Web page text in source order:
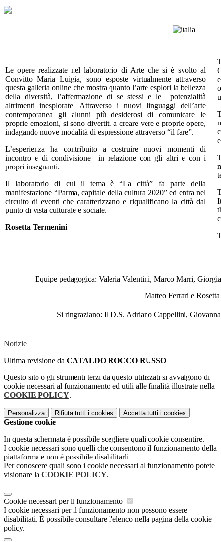
Le opere realizzate nel laboratorio di Arte che si è svolto al
Convitto Maria Luigia, sono esposte virtualmente attraverso
questa galleria online che mostra quanto l’arte esplori la bellezza
della diversità, l’affermazione di se stessi e le potenzialità
altrimenti inesplorate. Attraverso i nuovi linguaggi dell’arte
contemporanea gli alunni più desiderosi di comunicare le
proprie emozioni, si sono divertiti a creare vere e proprie opere,
indagando nuove modalità di espressione attraverso “il fare”.
L’esperienza ha contribuito a costruire nuovi momenti di
incontro e di condivisione in relazione con gli altri e con i
propri insegnanti.
Il laboratorio di cui il tema è “La città” fa parte della
manifestazione “Parma, capitale della cultura 2020” ed entra nel
circuito di eventi che caratterizzano e riqualificano la città dal
punto di vista culturale e sociale.
Rosetta Termenini
Equipe pedagogica: Valeria Valentini, Marco Marri,
Matteo Ferrari e
Si ringraziano: Il D.S. Adriano Cappellini,
Notizie
Ultima revisione da CATALDO ROCCO RUSSO
Questo sito o gli strumenti terzi da questo utilizzati si avvalgono di
cookie necessari al funzionamento ed utili alle finalità illustrate nella
COOKIE POLICY.
Personalizza Rifiuta tutti i cookies Accetta tutti i cookies
Gestione cookie
In questa schermata è possibile scegliere quali cookie consentire.
I cookie necessari sono quelli che consentono il funzionamento della
piattaforma e non è possibile disabilitarli.
Per conoscere quali sono i cookie necessari al funzionamento potete
visionare la COOKIE POLICY.
Cookie necessari per il funzionamento
I cookie necessari per il funzionamento non possono essere
disabilitati. È possibile consultare l'elenco nella pagina della cookie
policy.